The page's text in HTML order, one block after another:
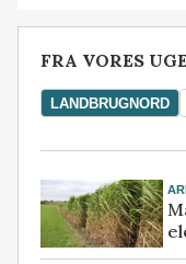
FRA VORES
LANDBRUGNORD